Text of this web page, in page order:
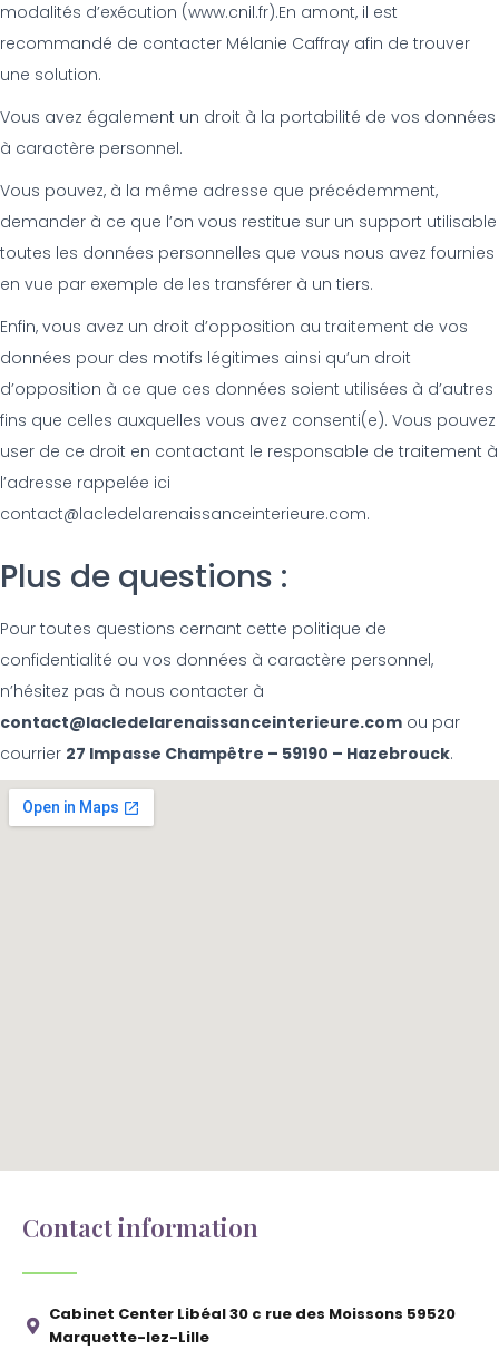
modalités d’exécution (www.cnil.fr).En amont, il est
recommandé de contacter Mélanie Caffray afin de trouver
une solution.
Vous avez également un droit à la portabilité de vos données
à caractère personnel.
Vous pouvez, à la même adresse que précédemment,
demander à ce que l’on vous restitue sur un support utilisable
toutes les données personnelles que vous nous avez fournies
en vue par exemple de les transférer à un tiers.
Enfin, vous avez un droit d’opposition au traitement de vos
données pour des motifs légitimes ainsi qu’un droit
d’opposition à ce que ces données soient utilisées à d’autres
fins que celles auxquelles vous avez consenti(e). Vous pouvez
user de ce droit en contactant le responsable de traitement à
l’adresse rappelée ici
contact@lacledelarenaissanceinterieure.com.
Plus de questions :
Pour toutes questions cernant cette politique de
confidentialité ou vos données à caractère personnel,
n’hésitez pas à nous contacter à
contact@lacledelarenaissanceinterieure.com ou par
courrier 27 Impasse Champêtre – 59190 – Hazebrouck.
Contact information
Cabinet Center Libéal 30 c rue des Moissons 59520
Marquette-lez-Lille